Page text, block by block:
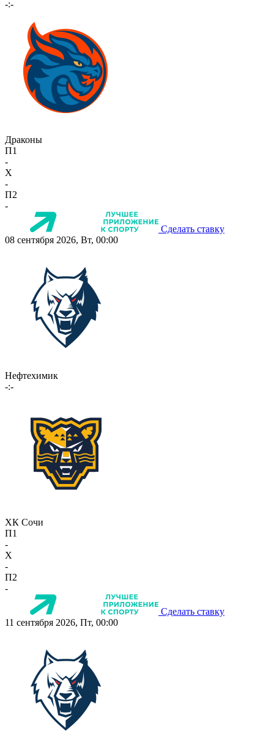
-:-
Драконы
П1
-
X
-
П2
-
Сделать ставку
08 сентября 2026, Вт, 00:00
Нефтехимик
-:-
ХК Сочи
П1
-
X
-
П2
-
Сделать ставку
11 сентября 2026, Пт, 00:00